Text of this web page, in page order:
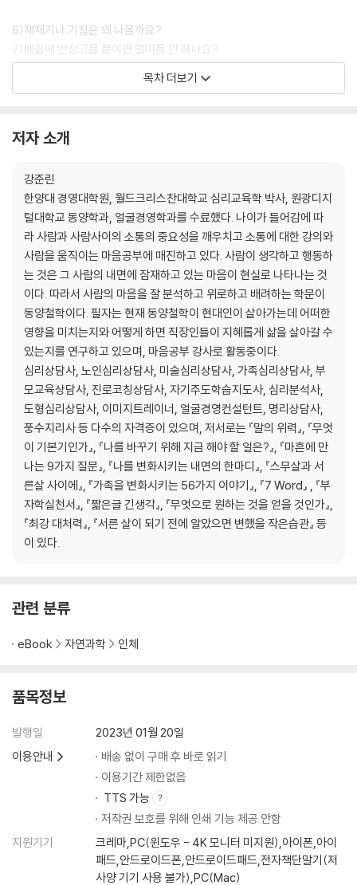
6)재채기나 기침은 왜 나올까요?
7)배꼽에 반창고를 붙이면 멀미를 안 하나요?
8)피는 빨간색인데 왜 혈관은 초록색일까요?
9)추워지면 살갗이 오톨도톨해지는 까닭은?
11)유전은 왜 일어날까요?
13)모기에 물리면 왜 가려울까요?
14)인간은 왜 꿈을 꿀까요?
15)대머리는 왜 생길까요?
16)켈로이드 체질이란요?
17)원숭이나 개의 발바닥에도 움푹 들어간 부분이 있을까요?
18)무좀은 왜 생길까요?
19)사람이 야위어지면 뇌세포는 어떻게 될까요?
20)자외선이 사람의 눈에 해롭다는 말은 정말일까요?
21)인종마다 머리색이 다른 까닭은?
22)어두운 곳에 있다가 밝은 곳으로 나오면 잘 보이지 않는 이유는?
23)살아 있다는 것은 무엇을 말할까요?
목차 더보기
저자 소개
강준린
한양대 경영대학원, 월드크리스찬대학교 심리교육학 박사, 원광디지
털대학교 동양학과, 얼굴경영학과를 수료했다. 나이가 들어감에 따
라 사람과 사람사이의 소통의 중요성을 깨우치고 소통에 대한 강의와
사람을 움직이는 마음공부에 매진하고 있다. 사람이 생각하고 행동하
는 것은 그 사람의 내면에 잠재하고 있는 마음이 현실로 나타나는 것
이다. 따라서 사람의 마음을 잘 분석하고 위로하고 배려하는 학문이
동양철학이다. 필자는 현재 동양철학이 현대인이 살아가는데 어떠한
영향을 미치는지와 어떻게 하면 직장인들이 지혜롭게 삶을 살아갈 수
있는지를 연구하고 있으며, 마음공부 강사로 활동중이다.
심리상담사, 노인심리상담사, 미술심리상담사, 가족심리상담사, 부
모교육상담사, 진로코칭상담사, 자기주도학습지도사, 심리분석사,
도형심리상담사, 이미지트레이너, 얼굴경영컨설턴트, 명리상담사,
풍수지리사 등 다수의 자격증이 있으며, 저서로는 『말의 위력』, 『무엇
이 기본기인가』, 『나를 바꾸기 위해 지금 해야 할 일은?』, 『마흔에 만
나는 9가지 질문』, 『나를 변화시키는 내면의 한마디』, 『스무살과 서
른살 사이에』, 『가족을 변화시키는 56가지 이야기』, 『7 Word』 , 『부
자학실천서』, 『짧은글 긴생각』, 『무엇으로 원하는 것을 얻을 것인가』,
『최강 대처력』, 『서른 살이 되기 전에 알았으면 변했을 작은습관』 등
이 있다.
관련 분류
eBook 자연과학 인체
품목정보
발행일
2023년 01월 20일
이용안내
배송 없이 구매 후 바로 읽기
이용기간 제한없음
TTS 가능
저작권 보호를 위해 인쇄 기능 제공 안함
지원기기
크레마,PC(윈도우 - 4K 모니터 미지원),아이폰,아이
패드,안드로이드폰,안드로이드패드,전자책단말기(저
사양 기기 사용 불가),PC(Mac)